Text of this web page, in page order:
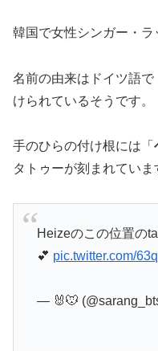
韓国で女性シンガー・ラ
名前の由来はドイツ語で
けられているそうです。
手のひらの付け根には「
タトゥーが刻まれていま
Heizeのこの位置の
💕 pic.twitter.com/
— 🐰🐭